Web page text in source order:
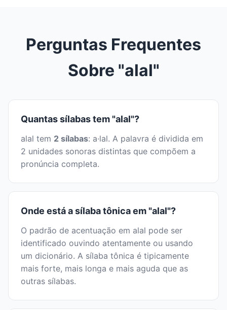
Perguntas Frequentes
Sobre "alal"
Quantas sílabas tem "alal"?
alal tem 2 sílabas: a·lal. A palavra é dividida em
2 unidades sonoras distintas que compõem a
pronúncia completa.
Onde está a sílaba tônica em "alal"?
O padrão de acentuação em alal pode ser
identificado ouvindo atentamente ou usando
um dicionário. A sílaba tônica é tipicamente
mais forte, mais longa e mais aguda que as
outras sílabas.